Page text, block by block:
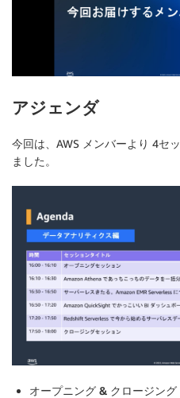
アジェンダ
今回は、AWS メンバーより 4セ
ました。
オープニング & クロージン